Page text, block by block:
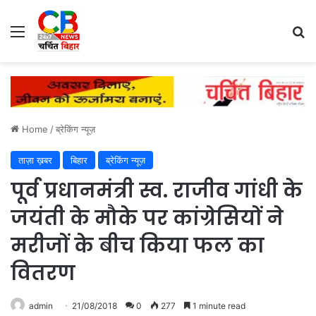
Menu
Home /ब्रेकिंग न्यूज़
ताज़ा ख़बर बिहार ब्रेकिंग न्यूज़
पूर्व प्रधानमंत्री स्व. राजीव गांधी के
जयंती के मौके पर कांग्रेसियों ने
मरीजों के बीच किया फल का
वितरण
admin 21/08/2018 0 277 1 minute read